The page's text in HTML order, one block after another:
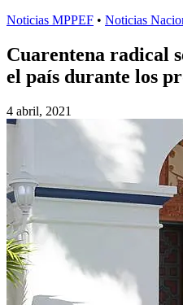
Noticias MPPEF • Noticias
Cuarentena radical
el país durante los
4 abril, 2021